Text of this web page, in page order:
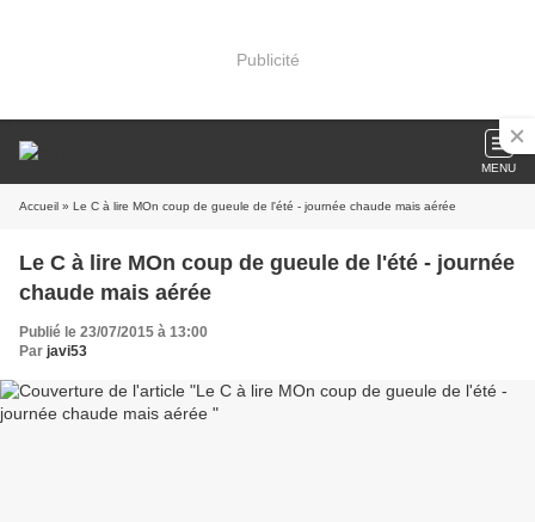
Publicité
MENU
Accueil » Le C à lire MOn coup de gueule de l'été - journée chaude mais aérée
Le C à lire MOn coup de gueule de l'été - journée
chaude mais aérée
Publié le 23/07/2015 à 13:00
Par javi53